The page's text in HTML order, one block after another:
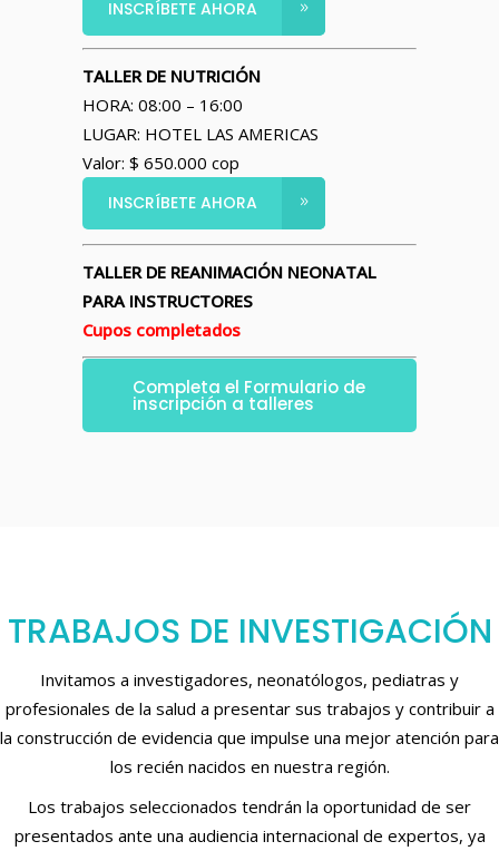
INSCRÍBETE AHORA
TALLER DE NUTRICIÓN
HORA: 08:00 – 16:00
LUGAR: HOTEL LAS AMERICAS
Valor: $ 650.000 cop
INSCRÍBETE AHORA
TALLER DE REANIMACIÓN NEONATAL
PARA INSTRUCTORES
Cupos completados
Completa el Formulario de
inscripción a talleres
TRABAJOS DE INVESTIGACIÓN
Invitamos a investigadores, neonatólogos, pediatras y
profesionales de la salud a presentar sus trabajos y contribuir a
la construcción de evidencia que impulse una mejor atención para
los recién nacidos en nuestra región.
Los trabajos seleccionados tendrán la oportunidad de ser
presentados ante una audiencia internacional de expertos, ya